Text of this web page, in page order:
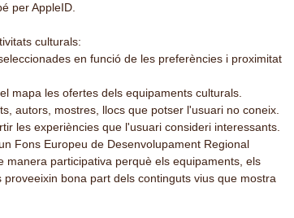
per AppleID.
culturals:
en funció de les preferències i proximitat
mapa les ofertes dels equipaments culturals.
autors, mostres, llocs que potser l'usuari no coneix.
les experiències que l'usuari consideri interessants.
Fons Europeu de Desenvolupament Regional
manera participativa perquè els equipaments, els
bona part dels continguts vius que mostra